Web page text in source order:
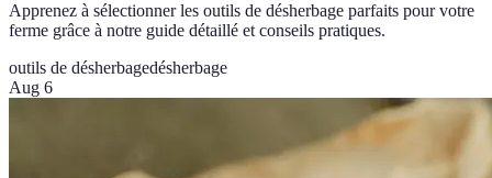
Apprenez à sélectionner les outils de désherbage parfaits pour votre
ferme grâce à notre guide détaillé et conseils pratiques.
outils de désherbagedésherbage
Aug 6